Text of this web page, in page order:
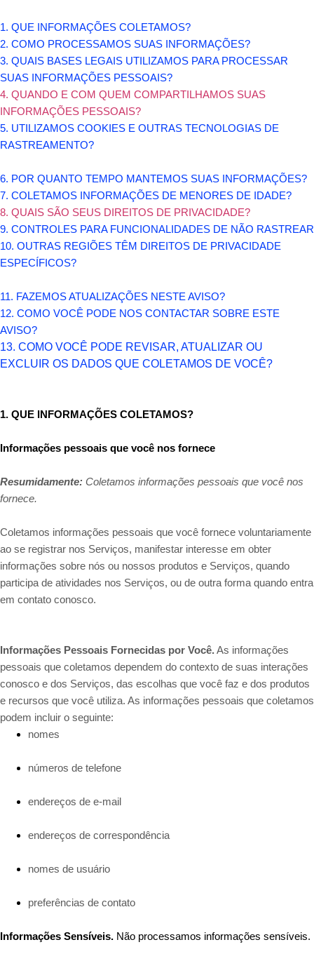
1. QUE INFORMAÇÕES COLETAMOS?
2. COMO PROCESSAMOS SUAS INFORMAÇÕES?
3. QUAIS BASES LEGAIS UTILIZAMOS PARA PROCESSAR
SUAS INFORMAÇÕES PESSOAIS?
4. QUANDO E COM QUEM COMPARTILHAMOS SUAS
INFORMAÇÕES PESSOAIS?
5. UTILIZAMOS COOKIES E OUTRAS TECNOLOGIAS DE
RASTREAMENTO?
6. POR QUANTO TEMPO MANTEMOS SUAS INFORMAÇÕES?
7. COLETAMOS INFORMAÇÕES DE MENORES DE IDADE?
8. QUAIS SÃO SEUS DIREITOS DE PRIVACIDADE?
9. CONTROLES PARA FUNCIONALIDADES DE NÃO RASTREAR
10. OUTRAS REGIÕES TÊM DIREITOS DE PRIVACIDADE
ESPECÍFICOS?
11. FAZEMOS ATUALIZAÇÕES NESTE AVISO?
12. COMO VOCÊ PODE NOS CONTACTAR SOBRE ESTE
AVISO?
13. COMO VOCÊ PODE REVISAR, ATUALIZAR OU
EXCLUIR OS DADOS QUE COLETAMOS DE VOCÊ?
1. QUE INFORMAÇÕES COLETAMOS?
Informações pessoais que você nos fornece
Resumidamente: Coletamos informações pessoais que você nos
fornece.
Coletamos informações pessoais que você fornece voluntariamente
ao se registrar nos Serviços, manifestar interesse em obter
informações sobre nós ou nossos produtos e Serviços, quando
participa de atividades nos Serviços, ou de outra forma quando entra
em contato conosco.
Informações Pessoais Fornecidas por Você.As informações
pessoais que coletamos dependem do contexto de suas interações
conosco e dos Serviços, das escolhas que você faz e dos produtos
e recursos que você utiliza. As informações pessoais que coletamos
podem incluir o seguinte:
nomes
números de telefone
endereços de e-mail
endereços de correspondência
nomes de usuário
preferências de contato
Informações Sensíveis. Não processamos informações sensíveis.